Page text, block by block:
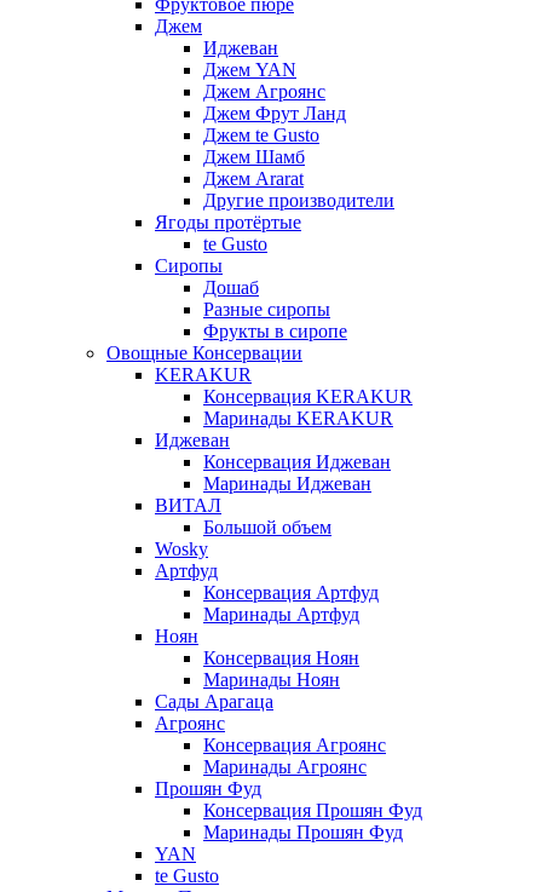
Фруктовое пюре
Джем
Иджеван
Джем YAN
Джем Агроянс
Джем Фрут Ланд
Джем te Gusto
Джем Шамб
Джем Ararat
Другие производители
Ягоды протёртые
te Gusto
Сиропы
Дошаб
Разные сиропы
Фрукты в сиропе
Овощные Консервации
KERAKUR
Консервация KERAKUR
Маринады KERAKUR
Иджеван
Консервация Иджеван
Маринады Иджеван
ВИТАЛ
Большой объем
Wosky
Артфуд
Консервация Артфуд
Маринады Артфуд
Ноян
Консервация Ноян
Маринады Ноян
Сады Арагаца
Агроянс
Консервация Агроянс
Маринады Агроянс
Прошян Фуд
Консервация Прошян Фуд
Маринады Прошян Фуд
YAN
te Gusto